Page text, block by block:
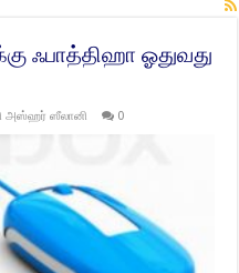
ஃபாத்திஹா ஓதுவது
அஸ்ஹர் ஸீலானி 0